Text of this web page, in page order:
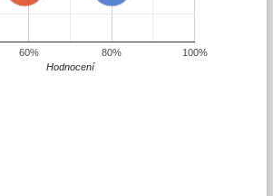
60% 80% 100%
Hodnocení